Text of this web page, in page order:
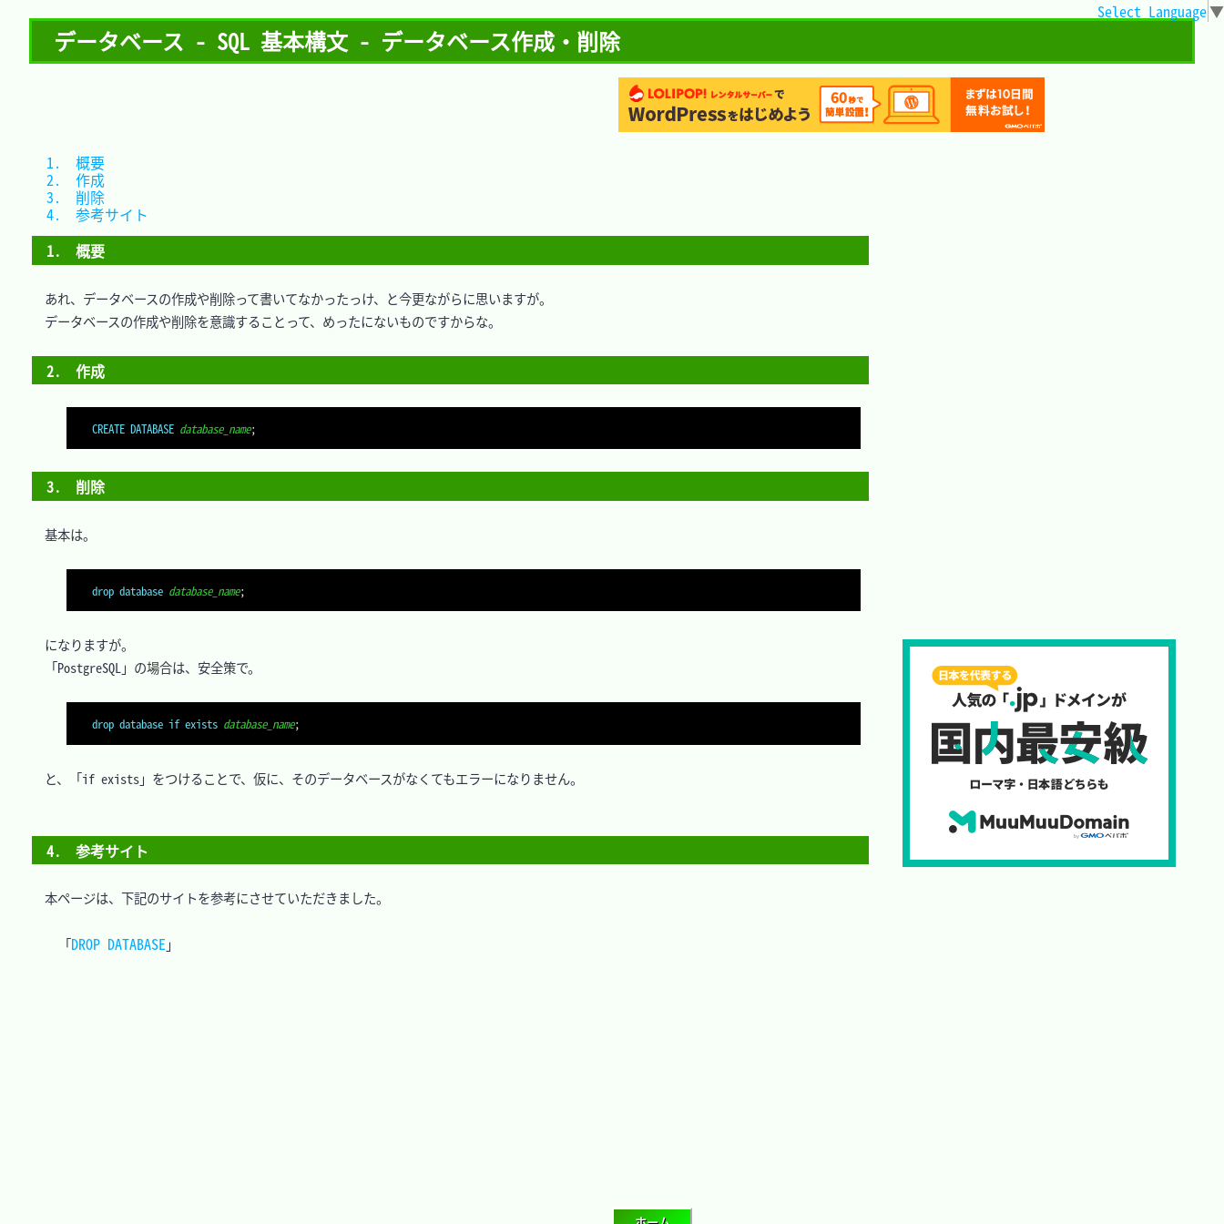
データベース - SQL 基本構文 - データベース作成・削除
Select Language▼
1.　概要
あれ、データベースの作成や削除って書いてなかったっけ、と今更ながらに思いますが。
データベースの作成や削除を意識することって、めったにないものですからな。
2.　作成
CREATE DATABASE database_name;
3.　削除
基本は。
drop database database_name;
になりますが。
「PostgreSQL」の場合は、安全策で。
drop database if exists database_name;
と、「if exists」をつけることで、仮に、そのデータベースがなくてもエラーになりません。
4.　参考サイト
本ページは、下記のサイトを参考にさせていただきました。
「DROP DATABASE